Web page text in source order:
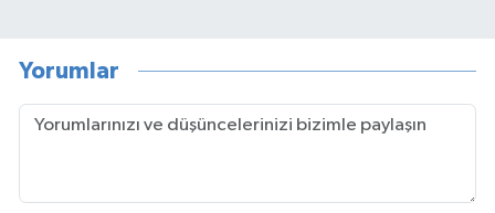
Yorumlar